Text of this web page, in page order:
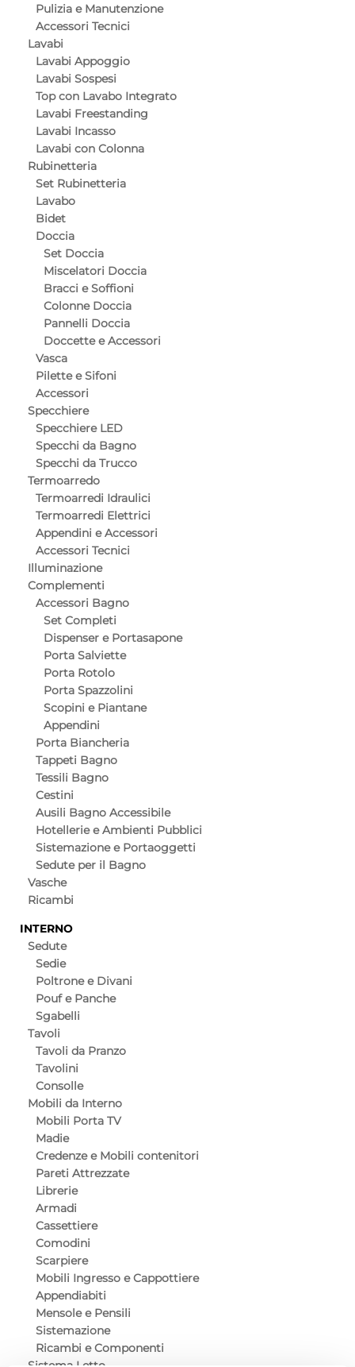
Pulizia e Manutenzione
Accessori Tecnici
Lavabi
Lavabi Appoggio
Lavabi Sospesi
Top con Lavabo Integrato
Lavabi Freestanding
Lavabi Incasso
Lavabi con Colonna
Rubinetteria
Set Rubinetteria
Lavabo
Bidet
Doccia
Set Doccia
Miscelatori Doccia
Bracci e Soffioni
Colonne Doccia
Pannelli Doccia
Doccette e Accessori
Vasca
Pilette e Sifoni
Accessori
Specchiere
Specchiere LED
Specchi da Bagno
Specchi da Trucco
Termoarredo
Termoarredi Idraulici
Termoarredi Elettrici
Appendini e Accessori
Accessori Tecnici
Illuminazione
Complementi
Accessori Bagno
Set Completi
Dispenser e Portasapone
Porta Salviette
Porta Rotolo
Porta Spazzolini
Scopini e Piantane
Appendini
Porta Biancheria
Tappeti Bagno
Tessili Bagno
Cestini
Ausili Bagno Accessibile
Hotellerie e Ambienti Pubblici
Sistemazione e Portaoggetti
Sedute per il Bagno
Vasche
Ricambi
INTERNO
Sedute
Sedie
Poltrone e Divani
Pouf e Panche
Sgabelli
Tavoli
Tavoli da Pranzo
Tavolini
Consolle
Mobili da Interno
Mobili Porta TV
Madie
Credenze e Mobili contenitori
Pareti Attrezzate
Librerie
Armadi
Cassettiere
Comodini
Scarpiere
Mobili Ingresso e Cappottiere
Appendiabiti
Mensole e Pensili
Sistemazione
Ricambi e Componenti